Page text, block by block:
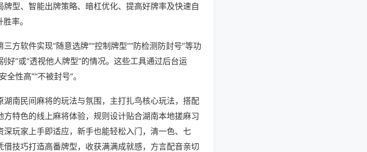
型、智能出牌策略、暗杠优化、提高好牌率及快速自
率。
方软件实现“随意选牌”“控制牌型”“防检测防封号”等功
好”或“透视他人牌型”的情况。这些工具通过后台运
性高”“不被封号”。
南民间麻将的玩法与氛围，主打扎鸟核心玩法，搭配
特色的线上麻将体验，规则设计贴合湖南本地搓麻习
玩家上手即适应，新手也能轻松入门，清一色、七
技巧打造高番牌型，收获满满成就感，方言配音亲切